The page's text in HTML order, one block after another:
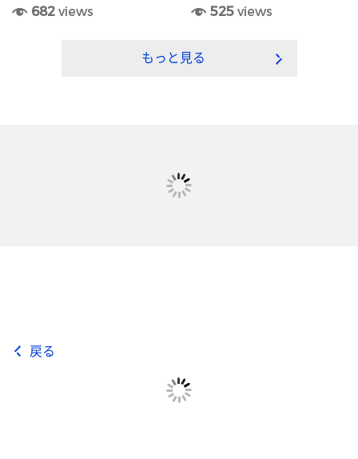
682views 525views
もっと見る
戻る